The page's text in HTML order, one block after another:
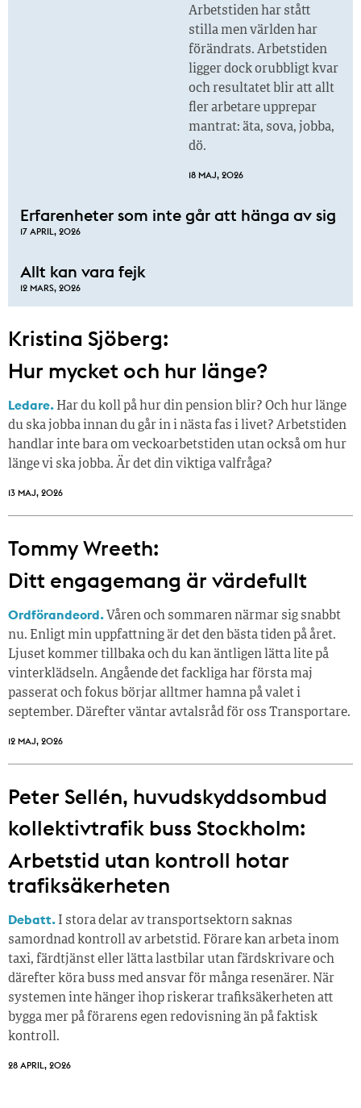
Arbetstiden har stått
stilla men världen har
förändrats. Arbetstiden
ligger dock orubbligt kvar
och resultatet blir att allt
fler arbetare upprepar
mantrat: äta, sova, jobba,
dö.
18 MAJ, 2026
Erfarenheter som inte går att hänga av sig
17 APRIL, 2026
Allt kan vara fejk
12 MARS, 2026
Kristina Sjöberg:
Hur mycket och hur länge?
Ledare. Har du koll på hur din pension blir? Och hur länge
du ska jobba innan du går in i nästa fas i livet? Arbetstiden
handlar inte bara om veckoarbetstiden utan också om hur
länge vi ska jobba. Är det din viktiga valfråga?
13 MAJ, 2026
Tommy Wreeth:
Ditt engagemang är värdefullt
Ordförandeord. Våren och sommaren närmar sig snabbt
nu. Enligt min uppfattning är det den bästa tiden på året.
Ljuset kommer tillbaka och du kan äntligen lätta lite på
vinterklädseln. Angående det fackliga har första maj
passerat och fokus börjar alltmer hamna på valet i
september. Därefter väntar avtalsråd för oss Transportare.
12 MAJ, 2026
Peter Sellén, huvudskyddsombud
kollektivtrafik buss Stockholm:
Arbetstid utan kontroll hotar
trafiksäkerheten
Debatt. I stora delar av transportsektorn saknas
samordnad kontroll av arbetstid. Förare kan arbeta inom
taxi, färdtjänst eller lätta lastbilar utan färdskrivare och
därefter köra buss med ansvar för många resenärer. När
systemen inte hänger ihop riskerar trafiksäkerheten att
bygga mer på förarens egen redovisning än på faktisk
kontroll.
28 APRIL, 2026